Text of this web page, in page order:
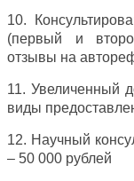
10.
(первый и
отзывы на
11. Увеличенный
виды
12. Научный
– 50 000 рублей